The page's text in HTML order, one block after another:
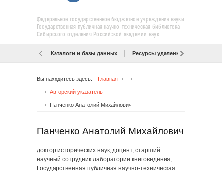
Федеральное государственное бюджетное учреждение науки
Государственная публичная научно-техническая библиотека
Сибирского отделения Российской академии наук
Каталоги и базы данных Ресурсы удаленного доступа
Вы находитесь здесь: Главная
Авторский указатель
Панченко Анатолий Михайлович
Панченко Анатолий Михайлович
доктор исторических наук, доцент, старший
научный сотрудник лаборатории книговедения,
Государственная публичная научно-техническая